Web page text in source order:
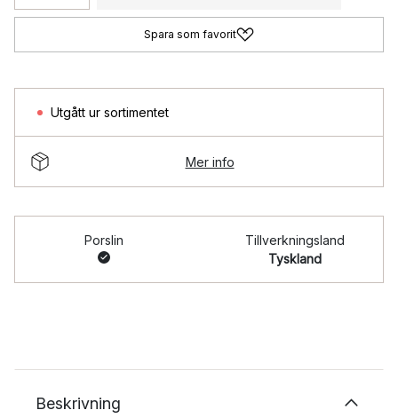
Spara som favorit
Utgått ur sortimentet
Mer info
Porslin
Tillverkningsland
Tyskland
Beskrivning